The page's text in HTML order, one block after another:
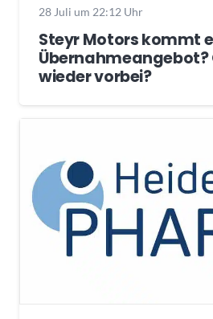
28 Juli um 22:12 Uhr
Steyr Motors kommt
Übernahmeangebot?
wieder vorbei?